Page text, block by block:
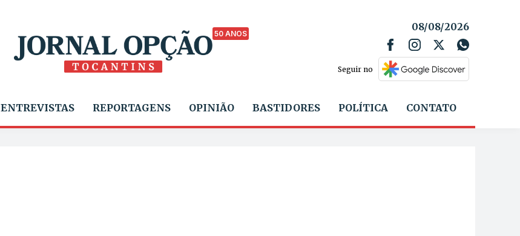
50 ANOS
08/08/2026
Seguir no
ENTREVISTAS REPORTAGENS OPINIÃO BASTIDORES POLÍTICA CONTATO